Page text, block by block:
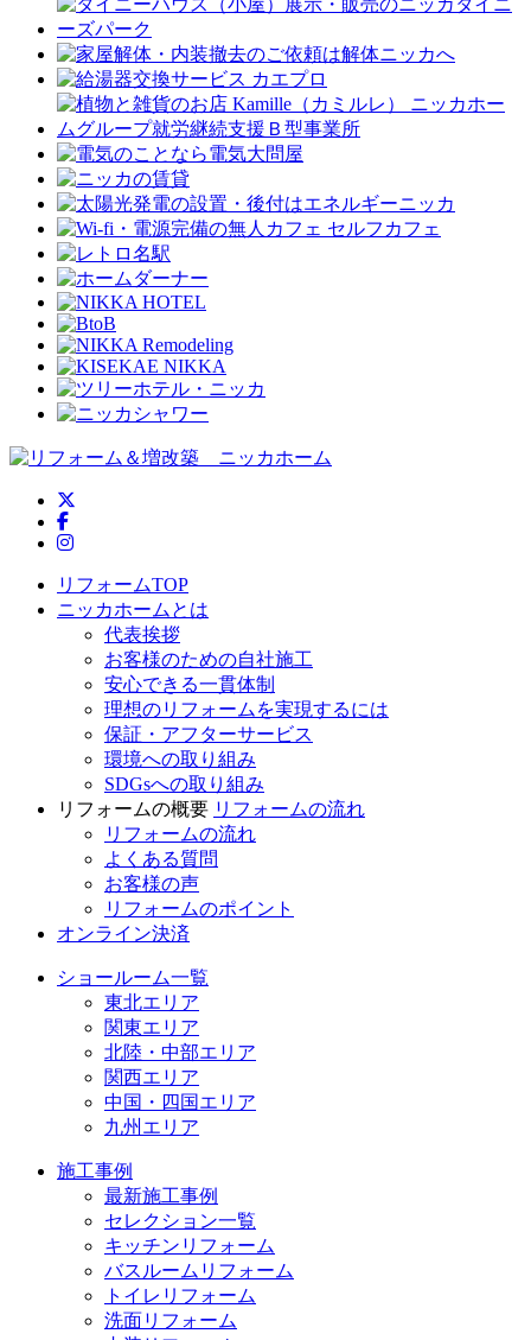
ニッカホーム公式Facebook
ニッカホーム公式Instagram
リフォームTOP
ニッカホームとは
代表挨拶
お客様のための自社施工
安心できる一貫体制
理想のリフォームを実現するには
保証・アフターサービス
環境への取り組み
SDGsへの取り組み
リフォームの概要 リフォームの流れ
リフォームの流れ
よくある質問
お客様の声
リフォームのポイント
オンライン決済
ショールーム一覧
東北エリア
関東エリア
北陸・中部エリア
関西エリア
中国・四国エリア
九州エリア
施工事例
最新施工事例
セレクション一覧
キッチンリフォーム
バスルームリフォーム
トイレリフォーム
洗面リフォーム